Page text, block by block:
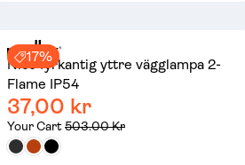
17%
Nico fyrkantig yttre vägglampa 2-
Flame IP54
37,00 kr
Your Cart503.00 Kr